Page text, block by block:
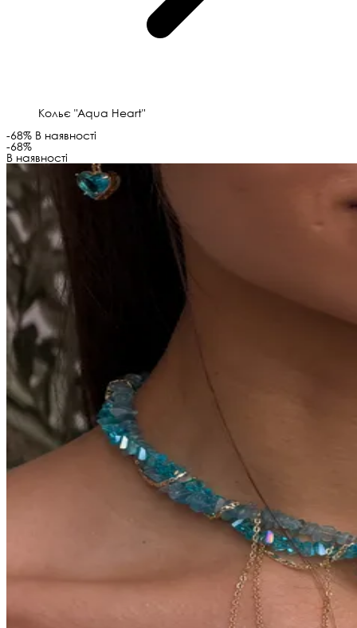
Кольє "Aqua Heart"
-68% В наявності
-68%
В наявності